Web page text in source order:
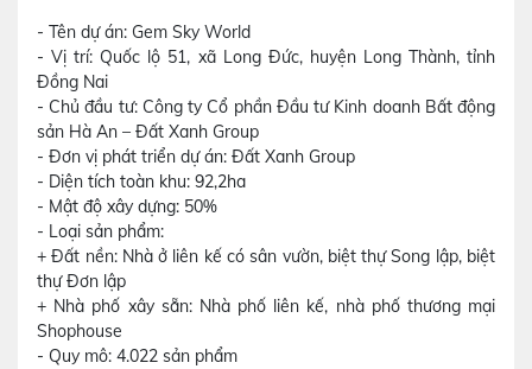
- Tên dự án: Gem Sky World
- Vị trí: Quốc lộ 51, xã Long Đức, huyện Long Thành, tỉnh
Đồng Nai
- Chủ đầu tư: Công ty Cổ phần Đầu tư Kinh doanh Bất động
sản Hà An – Đất Xanh Group
- Đơn vị phát triển dự án: Đất Xanh Group
- Diện tích toàn khu: 92,2ha
- Mật độ xây dựng: 50%
- Loại sản phẩm:
+ Đất nền: Nhà ở liên kế có sân vườn, biệt thự Song lập, biệt
thự Đơn lập
+ Nhà phố xây sẵn: Nhà phố liên kế, nhà phố thương mại
Shophouse
- Quy mô: 4.022 sản phẩm